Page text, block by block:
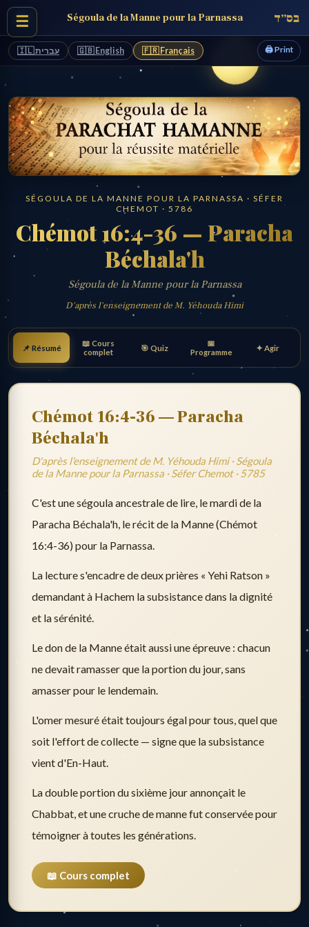
Ségoula de la Manne pour la Parnassa בס״ד
🇮🇱 עברית 🇬🇧 English 🇫🇷 Français 🖨️ Print
SÉGOULA DE LA MANNE POUR LA PARNASSA · SÉFER
CHEMOT · 5786
Chémot 16:4-36 — Paracha
Béchala'h
Ségoula de la Manne pour la Parnassa
D'après l'enseignement de M. Yéhouda Himi
📌 Résumé
📖 Cours
complet
🎯 Quiz
📅
Programme
✦ Agir
Chémot 16:4-36 — Paracha
Béchala'h
D'après l'enseignement de M. Yéhouda Himi · Ségoula
de la Manne pour la Parnassa · Séfer Chemot · 5785
C'est une ségoula ancestrale de lire, le mardi de la
Paracha Béchala'h, le récit de la Manne (Chémot
16:4-36) pour la Parnassa.
La lecture s'encadre de deux prières « Yehi Ratson »
demandant à Hachem la subsistance dans la dignité
et la sérénité.
Le don de la Manne était aussi une épreuve : chacun
ne devait ramasser que la portion du jour, sans
amasser pour le lendemain.
L'omer mesuré était toujours égal pour tous, quel que
soit l'effort de collecte — signe que la subsistance
vient d'En-Haut.
La double portion du sixième jour annonçait le
Chabbat, et une cruche de manne fut conservée pour
témoigner à toutes les générations.
📖 Cours complet
☰